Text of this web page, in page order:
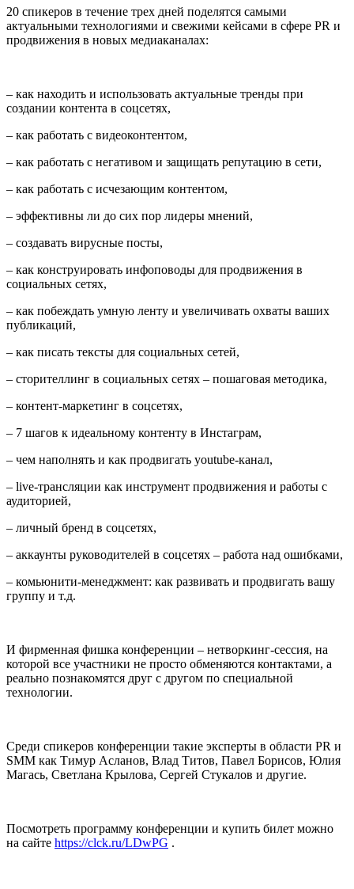
20 спикеров в течение трех дней поделятся самыми
актуальными технологиями и свежими кейсами в сфере PR и
продвижения в новых медиаканалах:
– как находить и использовать актуальные тренды при
создании контента в соцсетях,
– как работать с видеоконтентом,
– как работать с негативом и защищать репутацию в сети,
– как работать с исчезающим контентом,
– эффективны ли до сих пор лидеры мнений,
– создавать вирусные посты,
– как конструировать инфоповоды для продвижения в
социальных сетях,
– как побеждать умную ленту и увеличивать охваты ваших
публикаций,
– как писать тексты для социальных сетей,
– сторителлинг в социальных сетях – пошаговая методика,
– контент-маркетинг в соцсетях,
– 7 шагов к идеальному контенту в Инстаграм,
– чем наполнять и как продвигать youtube-канал,
– live-трансляции как инструмент продвижения и работы с
аудиторией,
– личный бренд в соцсетях,
– аккаунты руководителей в соцсетях – работа над ошибками,
– комьюнити-менеджмент: как развивать и продвигать вашу
группу и т.д.
И фирменная фишка конференции – нетворкинг-сессия, на
которой все участники не просто обменяются контактами, а
реально познакомятся друг с другом по специальной
технологии.
Среди спикеров конференции такие эксперты в области PR и
SMM как Тимур Асланов, Влад Титов, Павел Борисов, Юлия
Магась, Светлана Крылова, Сергей Стукалов и другие.
Посмотреть программу конференции и купить билет можно
на сайте https://clck.ru/LDwPG .